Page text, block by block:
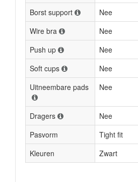
Borst support
Nee
Wire bra
Nee
Push up
Nee
Soft cups
Nee
Uitneembare pads
Nee
Dragers
Nee
Pasvorm
Tight fit
Kleuren
Zwart